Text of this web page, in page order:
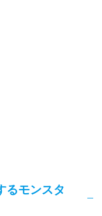
るモンスタ